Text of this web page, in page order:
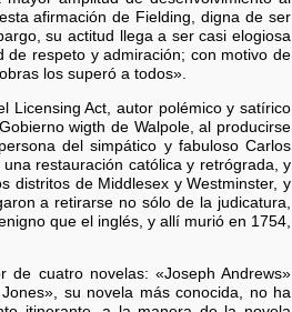
afirmación de Fielding, digna de ser
su actitud llega a ser casi elogiosa
de respeto y admiración; con motivo de
los superó a todos».
Licensing Act, autor polémico y satírico
wigth de Walpole, al producirse
del simpático y fabuloso Carlos
restauración católica y retrógrada, y
distritos de Middlesex y Westminster, y
a retirarse no sólo de la judicatura,
que el inglés, y allí murió en 1754,
de cuatro novelas: «Joseph Andrews»
su novela más conocida, no ha